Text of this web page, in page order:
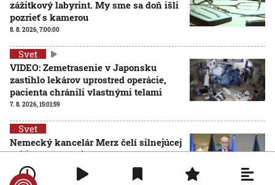
zážitkový labyrint. My sme sa doň išli
pozrieť s kamerou
8. 8. 2026, 7:00:00
Svet
VIDEO: Zemetrasenie v Japonsku
zastihlo lekárov uprostred operácie,
pacienta chránili vlastnými telami
7. 8. 2026, 15:01:59
Svet
Nemecký kancelár Merz čelí silnejúcej
kritike pre štátnickú neschopnosť.
Jeho dôvera v udržanie jednotnosti
klesá